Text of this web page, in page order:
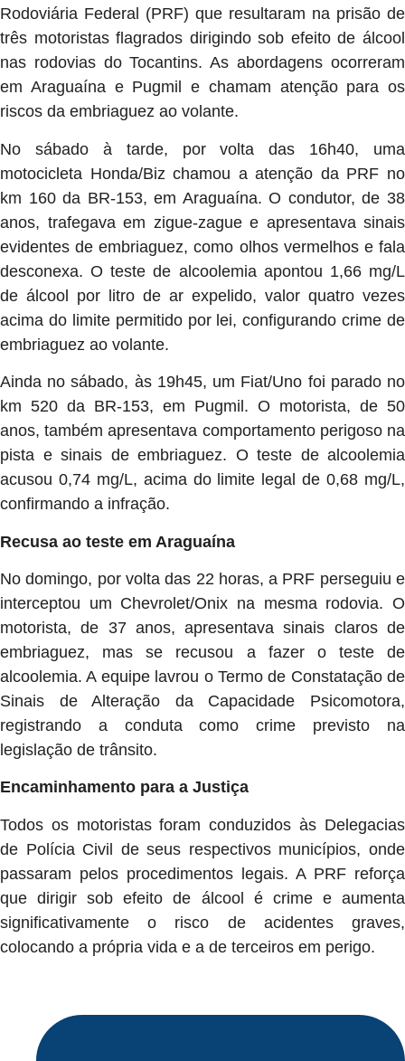
Rodoviária Federal (PRF) que resultaram na prisão de
três motoristas flagrados dirigindo sob efeito de álcool
nas rodovias do Tocantins. As abordagens ocorreram
em Araguaína e Pugmil e chamam atenção para os
riscos da embriaguez ao volante.
No sábado à tarde, por volta das 16h40, uma
motocicleta Honda/Biz chamou a atenção da PRF no
km 160 da BR-153, em Araguaína. O condutor, de 38
anos, trafegava em zigue-zague e apresentava sinais
evidentes de embriaguez, como olhos vermelhos e fala
desconexa. O teste de alcoolemia apontou 1,66 mg/L
de álcool por litro de ar expelido, valor quatro vezes
acima do limite permitido por lei, configurando crime de
embriaguez ao volante.
Ainda no sábado, às 19h45, um Fiat/Uno foi parado no
km 520 da BR-153, em Pugmil. O motorista, de 50
anos, também apresentava comportamento perigoso na
pista e sinais de embriaguez. O teste de alcoolemia
acusou 0,74 mg/L, acima do limite legal de 0,68 mg/L,
confirmando a infração.
Recusa ao teste em Araguaína
No domingo, por volta das 22 horas, a PRF perseguiu e
interceptou um Chevrolet/Onix na mesma rodovia. O
motorista, de 37 anos, apresentava sinais claros de
embriaguez, mas se recusou a fazer o teste de
alcoolemia. A equipe lavrou o Termo de Constatação de
Sinais de Alteração da Capacidade Psicomotora,
registrando a conduta como crime previsto na
legislação de trânsito.
Encaminhamento para a Justiça
Todos os motoristas foram conduzidos às Delegacias
de Polícia Civil de seus respectivos municípios, onde
passaram pelos procedimentos legais. A PRF reforça
que dirigir sob efeito de álcool é crime e aumenta
significativamente o risco de acidentes graves,
colocando a própria vida e a de terceiros em perigo.